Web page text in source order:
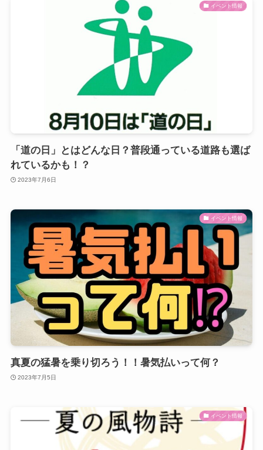
イベント情報
「道の日」とはどんな日？普段通っている道路も選ば
れているかも！？
2023年7月6日
イベント情報
真夏の猛暑を乗り切ろう！！暑気払いって何？
2023年7月5日
イベント情報